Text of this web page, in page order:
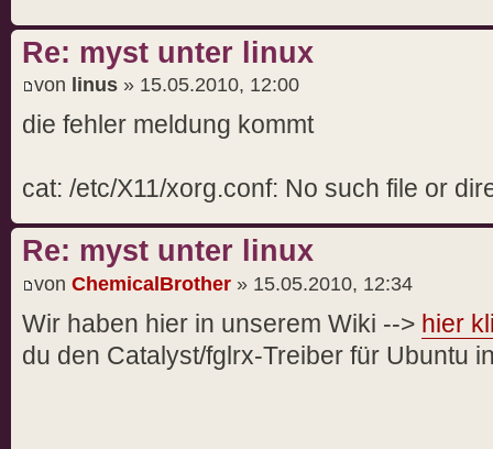
Re: myst unter linux
von linus » 15.05.2010, 12:00
die fehler meldung kommt
cat: /etc/X11/xorg.conf: No such file or
Re: myst unter linux
von ChemicalBrother » 15.05.2010, 12:34
Wir haben hier in unserem Wiki --> hier
du den Catalyst/fglrx-Treiber für Ubuntu